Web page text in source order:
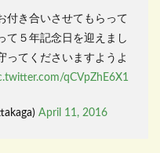
付き合いさせてもらって
て５年記念日を迎えまし
ってくださいますようよ
qCVpZhE6X1
April 11, 2016